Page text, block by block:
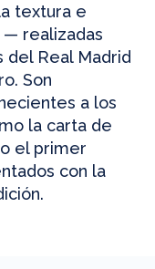
textura e
— realizadas
del Real Madrid
Son
a los
la carta de
el primer
con la